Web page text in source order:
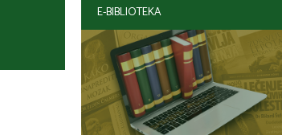
E-BIBLIOTEKA